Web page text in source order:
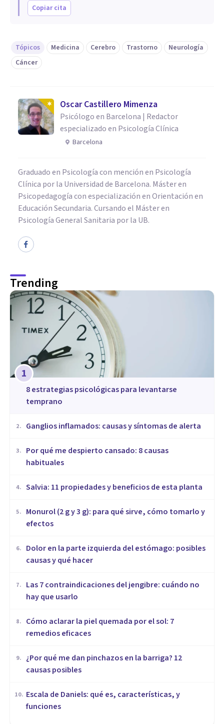
Copiar cita
Tópicos Medicina Cerebro Trastorno
Neurología
Cáncer
Oscar Castillero Mimenza
Psicólogo en Barcelona | Redactor
especializado en Psicología Clínica
Barcelona
Graduado en Psicología con mención en Psicología
Clínica por la Universidad de Barcelona. Máster en
Psicopedagogía con especialización en Orientación en
Educación Secundaria. Cursando el Máster en
Psicología General Sanitaria por la UB.
Trending
1
8 estrategias psicológicas para levantarse
temprano
2. Ganglios inflamados: causas y síntomas de alerta
3.
Por qué me despierto cansado: 8 causas
habituales
4. Salvia: 11 propiedades y beneficios de esta planta
5.
Monurol (2 g y 3 g): para qué sirve, cómo tomarlo y
efectos
6.
Dolor en la parte izquierda del estómago: posibles
causas y qué hacer
7.
Las 7 contraindicaciones del jengibre: cuándo no
hay que usarlo
8.
Cómo aclarar la piel quemada por el sol: 7
remedios eficaces
9.
¿Por qué me dan pinchazos en la barriga? 12
causas posibles
10. Escala de Daniels: qué es, características, y
funciones